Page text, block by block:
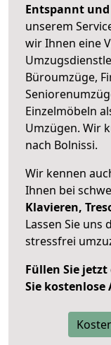
Entspannt
unserem
wir Ihnen eine
Büroumzüge,
Einzelmöbeln
Umzügen. Wir
nach Bolnissi.
Wir kennen
Ihnen bei
Klavieren,
Lassen Sie uns
stressfrei
Füllen Sie
Sie kostenlose